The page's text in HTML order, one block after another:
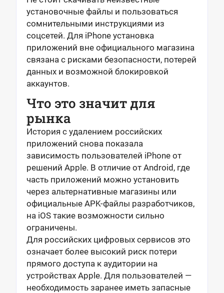
установочные файлы и пользоваться
сомнительными инструкциями из
соцсетей. Для iPhone установка
приложений вне официального магазина
связана с рисками безопасности, потерей
данных и возможной блокировкой
аккаунтов.
Что это значит для
рынка
История с удалением российских
приложений снова показала
зависимость пользователей iPhone от
решений Apple. В отличие от Android, где
часть приложений можно установить
через альтернативные магазины или
официальные APK-файлы разработчиков,
на iOS такие возможности сильно
ограничены.
Для российских цифровых сервисов это
означает более высокий риск потери
прямого доступа к аудитории на
устройствах Apple. Для пользователей —
необходимость заранее иметь запасные